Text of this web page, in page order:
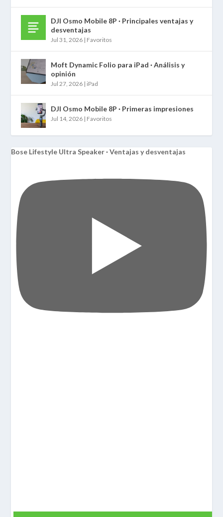
DJI Osmo Mobile 8P · Principales ventajas y
desventajas
Jul 31, 2026 | Favoritos
Moft Dynamic Folio para iPad · Análisis y
opinión
Jul 27, 2026 | iPad
DJI Osmo Mobile 8P · Primeras impresiones
Jul 14, 2026 | Favoritos
Bose Lifestyle Ultra Speaker · Ventajas y desventajas